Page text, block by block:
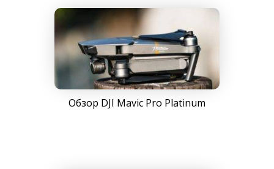
Обзор DJI Mavic Pro Platinum